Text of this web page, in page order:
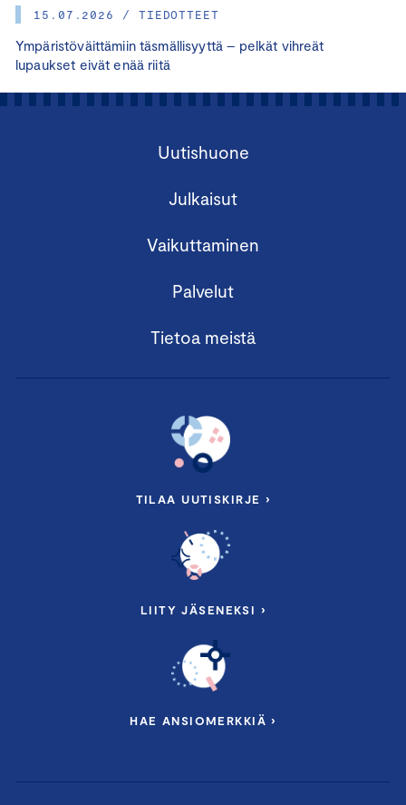
15.07.2026 / TIEDOTTEET
Ympäristöväittämiin täsmällisyyttä – pelkät vihreät
lupaukset eivät enää riitä
Uutishuone
Julkaisut
Vaikuttaminen
Palvelut
Tietoa meistä
TILAA UUTISKIRJE ›
LIITY JÄSENEKSI ›
HAE ANSIOMERKKIÄ ›